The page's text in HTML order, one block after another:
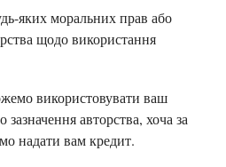
яких моральних прав або
щодо використання
використовувати ваш
зазначення авторства, хоча за
надати вам кредит.